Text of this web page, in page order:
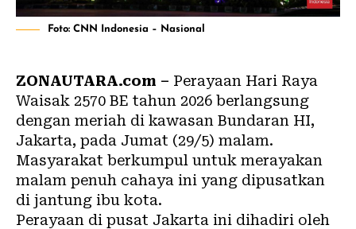
Foto: CNN Indonesia – Nasional
ZONAUTARA.com – Perayaan Hari Raya
Waisak 2570 BE tahun 2026 berlangsung
dengan meriah di kawasan Bundaran HI,
Jakarta, pada Jumat (29/5) malam.
Masyarakat berkumpul untuk merayakan
malam penuh cahaya ini yang dipusatkan
di jantung ibu kota.
Perayaan di pusat Jakarta ini dihadiri oleh